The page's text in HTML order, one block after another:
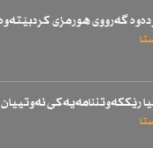
گەرووی هورمزی
رێككەوتننامەیەكی نەوتییان